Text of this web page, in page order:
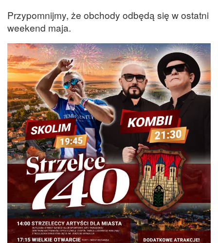
Przypomnijmy, że obchody odbędą się w ostatni
weekend maja.